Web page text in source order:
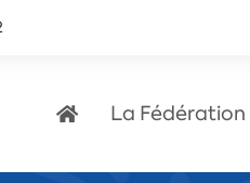
La Fédération